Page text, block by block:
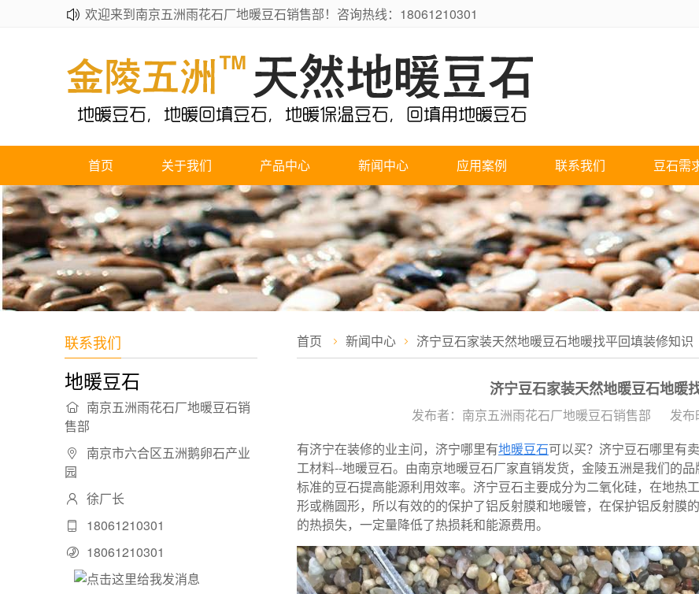
欢迎来到南京五洲雨花石厂地暖豆石销售部！咨询热线：18061210301
首页 关于我们 产品中心 新闻中心 应用案例 联系我们 豆石需
联系我们
地暖豆石
南京五洲雨花石厂地暖豆石销
售部
南京市六合区五洲鹅卵石产业
园
徐厂长
18061210301
18061210301
首页 新闻中心 济宁豆石家装天然地暖豆石地暖找平回填装修知识
济宁豆石家装天然地暖豆石地暖
发布者：南京五洲雨花石厂地暖豆石销售部 发布
有济宁在装修的业主问，济宁哪里有地暖豆石可以买？济宁豆石哪里有
工材料--地暖豆石。由南京地暖豆石厂家直销发货，金陵五洲是我们的
标准的豆石提高能源利用效率。济宁豆石主要成分为二氧化硅，在地热
形或椭圆形，所以有效的的保护了铝反射膜和地暖管，在保护铝反射膜
的热损失，一定量降低了热损耗和能源费用。